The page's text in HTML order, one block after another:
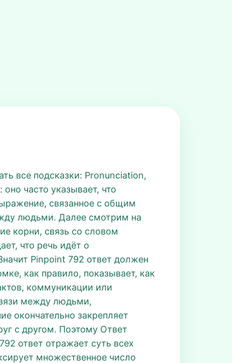
все подсказки: Pronunciation,
часто указывает, что
связанное с общим
людьми. Далее смотрим на
корни, связь со словом
что речь идёт о
Pinpoint 792 ответ должен
как правило, показывает, как
коммуникации или
между людьми,
окончательно закрепляет
с другом. Поэтому Ответ
ответ отражает суть всех
множественное число